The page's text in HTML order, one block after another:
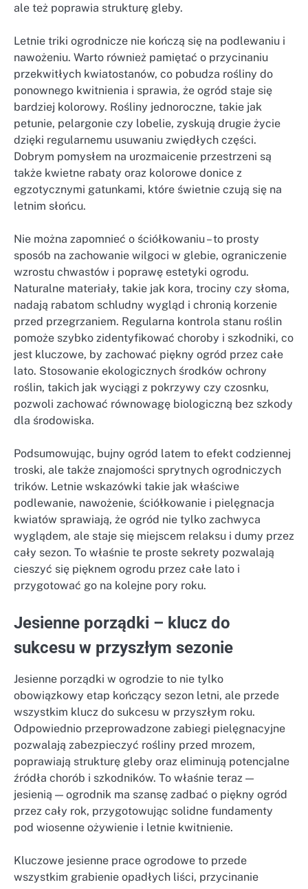
ale też poprawia strukturę gleby.
Letnie triki ogrodnicze nie kończą się na podlewaniu i
nawożeniu. Warto również pamiętać o przycinaniu
przekwitłych kwiatostanów, co pobudza rośliny do
ponownego kwitnienia i sprawia, że ogród staje się
bardziej kolorowy. Rośliny jednoroczne, takie jak
petunie, pelargonie czy lobelie, zyskują drugie życie
dzięki regularnemu usuwaniu zwiędłych części.
Dobrym pomysłem na urozmaicenie przestrzeni są
także kwietne rabaty oraz kolorowe donice z
egzotycznymi gatunkami, które świetnie czują się na
letnim słońcu.
Nie można zapomnieć o ściółkowaniu – to prosty
sposób na zachowanie wilgoci w glebie, ograniczenie
wzrostu chwastów i poprawę estetyki ogrodu.
Naturalne materiały, takie jak kora, trociny czy słoma,
nadają rabatom schludny wygląd i chronią korzenie
przed przegrzaniem. Regularna kontrola stanu roślin
pomoże szybko zidentyfikować choroby i szkodniki, co
jest kluczowe, by zachować piękny ogród przez całe
lato. Stosowanie ekologicznych środków ochrony
roślin, takich jak wyciągi z pokrzywy czy czosnku,
pozwoli zachować równowagę biologiczną bez szkody
dla środowiska.
Podsumowując, bujny ogród latem to efekt codziennej
troski, ale także znajomości sprytnych ogrodniczych
trików. Letnie wskazówki takie jak właściwe
podlewanie, nawożenie, ściółkowanie i pielęgnacja
kwiatów sprawiają, że ogród nie tylko zachwyca
wyglądem, ale staje się miejscem relaksu i dumy przez
cały sezon. To właśnie te proste sekrety pozwalają
cieszyć się pięknem ogrodu przez całe lato i
przygotować go na kolejne pory roku.
Jesienne porządki – klucz do
sukcesu w przyszłym sezonie
Jesienne porządki w ogrodzie to nie tylko
obowiązkowy etap kończący sezon letni, ale przede
wszystkim klucz do sukcesu w przyszłym roku.
Odpowiednio przeprowadzone zabiegi pielęgnacyjne
pozwalają zabezpieczyć rośliny przed mrozem,
poprawiają strukturę gleby oraz eliminują potencjalne
źródła chorób i szkodników. To właśnie teraz —
jesienią — ogrodnik ma szansę zadbać o piękny ogród
przez cały rok, przygotowując solidne fundamenty
pod wiosenne ożywienie i letnie kwitnienie.
Kluczowe jesienne prace ogrodowe to przede
wszystkim grabienie opadłych liści, przycinanie